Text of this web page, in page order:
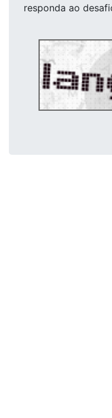
responda ao